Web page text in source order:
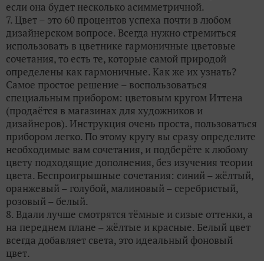
если она будет несколько асимметричной.
7. Цвет – это 60 процентов успеха почти в любом
дизайнерском вопросе. Всегда нужно стремиться
использовать в цветнике гармоничные цветовые
сочетания, то есть те, которые самой природой
определены как гармоничные. Как же их узнать?
Самое простое решение – воспользоваться
специальным прибором: цветовым кругом Иттена
(продаётся в магазинах для художников и
дизайнеров). Инструкция очень проста, пользоваться
прибором легко. По этому кругу вы сразу определите
необходимые вам сочетания, и подберёте к любому
цвету подходящие дополнения, без изучения теории
цвета. Беспроигрышные сочетания: синий – жёлтый,
оранжевый – голубой, малиновый – серебристый,
розовый – белый.
8. Вдали лучше смотрятся тёмные и сизые оттенки, а
на переднем плане – жёлтые и красные. Белый цвет
всегда добавляет света, это идеальный фоновый
цвет.